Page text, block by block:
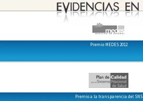
Premio MEDES 2012
Premio a la transparencia del SNS